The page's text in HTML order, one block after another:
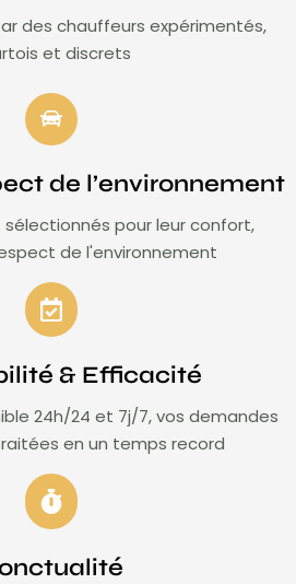
des chauffeurs expérimentés,
et discrets
de l’environnement
sélectionnés pour leur confort,
de l'environnement
& Efficacité
24h/24 et 7j/7, vos demandes
en un temps record